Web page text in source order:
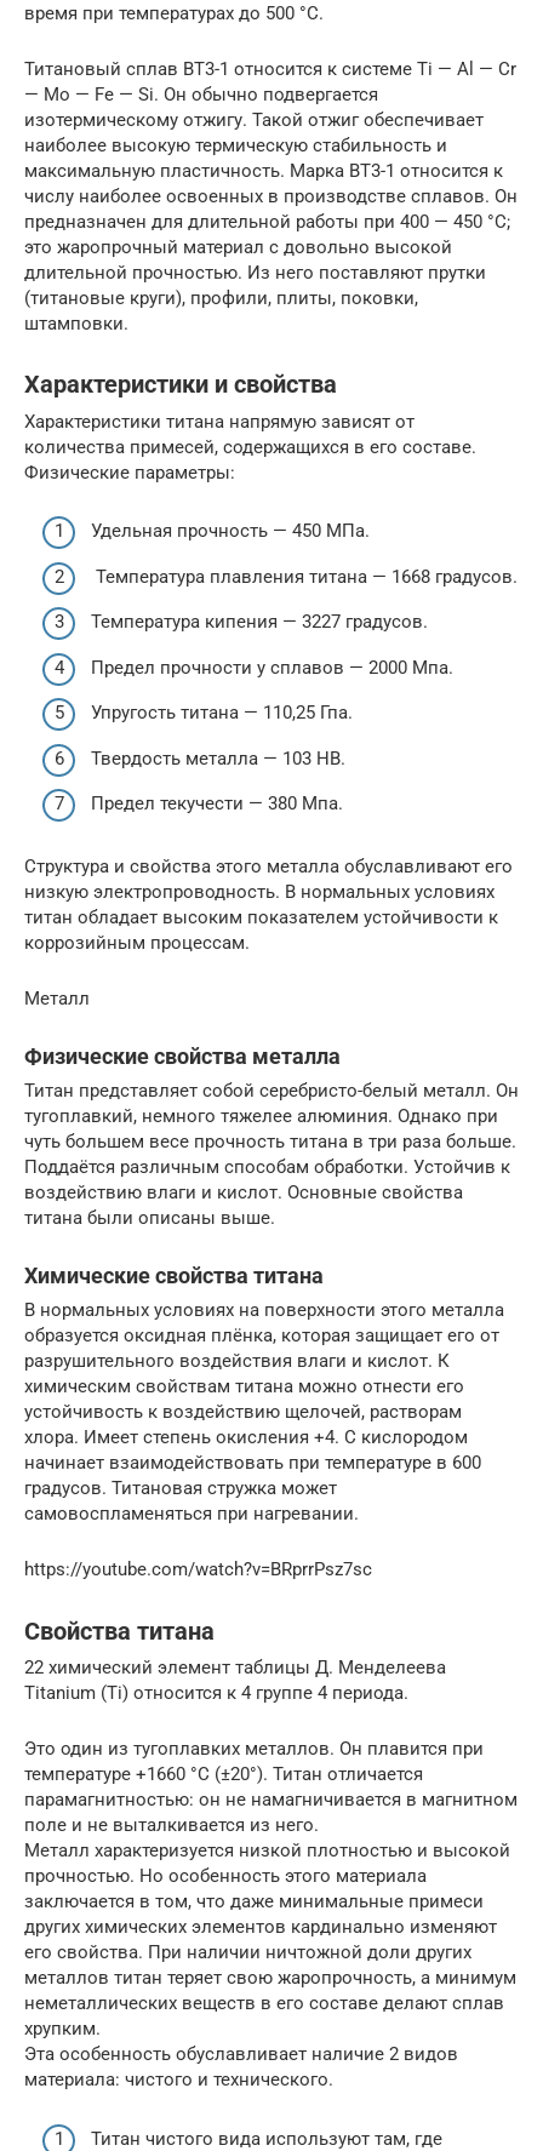
время при температурах до 500 °С.
Титановый сплав ВТ3-1 относится к системе Ti — Al — Cr
— Mo — Fe — Si. Он обычно подвергается
изотермическому отжигу. Такой отжиг обеспечивает
наиболее высокую термическую стабильность и
максимальную пластичность. Марка ВТ3-1 относится к
числу наиболее освоенных в производстве сплавов. Он
предназначен для длительной работы при 400 — 450 °С;
это жаропрочный материал с довольно высокой
длительной прочностью. Из него поставляют прутки
(титановые круги), профили, плиты, поковки,
штамповки.
Характеристики и свойства
Характеристики титана напрямую зависят от
количества примесей, содержащихся в его составе.
Физические параметры:
Удельная прочность — 450 МПа.
Температура плавления титана — 1668 градусов.
Температура кипения — 3227 градусов.
Предел прочности у сплавов — 2000 Мпа.
Упругость титана — 110,25 Гпа.
Твердость металла — 103 НВ.
Предел текучести — 380 Мпа.
Структура и свойства этого металла обуславливают его
низкую электропроводность. В нормальных условиях
титан обладает высоким показателем устойчивости к
коррозийным процессам.
Металл
Физические свойства металла
Титан представляет собой серебристо-белый металл. Он
тугоплавкий, немного тяжелее алюминия. Однако при
чуть большем весе прочность титана в три раза больше.
Поддаётся различным способам обработки. Устойчив к
воздействию влаги и кислот. Основные свойства
титана были описаны выше.
Химические свойства титана
В нормальных условиях на поверхности этого металла
образуется оксидная плёнка, которая защищает его от
разрушительного воздействия влаги и кислот. К
химическим свойствам титана можно отнести его
устойчивость к воздействию щелочей, растворам
хлора. Имеет степень окисления +4. С кислородом
начинает взаимодействовать при температуре в 600
градусов. Титановая стружка может
самовоспламеняться при нагревании.
https://youtube.com/watch?v=BRprrPsz7sc
Свойства титана
22 химический элемент таблицы Д. Менделеева
Titanium (Ti) относится к 4 группе 4 периода.
Это один из тугоплавких металлов. Он плавится при
температуре +1660 °С (±20°). Титан отличается
парамагнитностью: он не намагничивается в магнитном
поле и не выталкивается из него.
Металл характеризуется низкой плотностью и высокой
прочностью. Но особенность этого материала
заключается в том, что даже минимальные примеси
других химических элементов кардинально изменяют
его свойства. При наличии ничтожной доли других
металлов титан теряет свою жаропрочность, а минимум
неметаллических веществ в его составе делают сплав
хрупким.
Эта особенность обуславливает наличие 2 видов
материала: чистого и технического.
Титан чистого вида используют там, где